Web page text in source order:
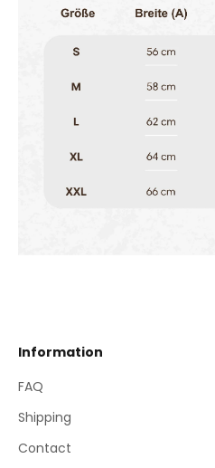
Information
FAQ
Shipping
Contact